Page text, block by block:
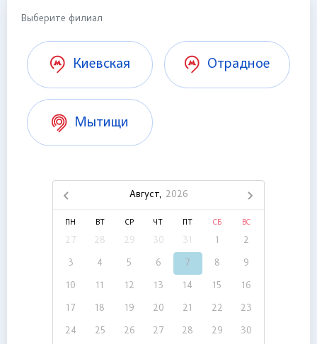
Выберите филиал
Киевская Отрадное
Мытищи
Август, 2026
ПН ВТ СР ЧТ СБ ВС
27 28 29 30 31 1 2
3 4 5 6 7 8 9
10 11 12 13 14 15 16
17 18 19 20 21 22 23
24 25 26 27 28 29 30